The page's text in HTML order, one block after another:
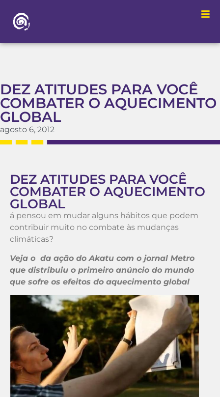
DEZ ATITUDES PARA VOCÊ
COMBATER O AQUECIMENTO
GLOBAL
agosto 6, 2012
DEZ ATITUDES PARA VOCÊ
COMBATER O AQUECIMENTO
GLOBAL
á pensou em mudar alguns hábitos que podem
contribuir muito no combate às mudanças
climáticas?
Veja o da ação do Akatu com o jornal Metro
que distribuiu o primeiro anúncio do mundo
que sofre os efeitos do aquecimento global